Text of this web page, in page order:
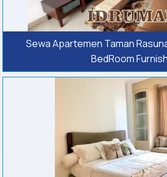
Sewa Apartemen Taman
BedRoom